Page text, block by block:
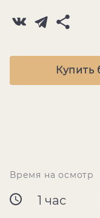
Купить
Время на осмотр
1 час